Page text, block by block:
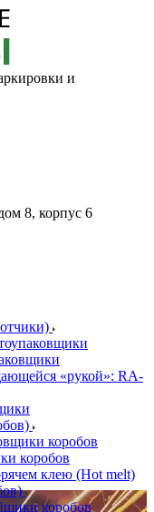
и
8, корпус 6
«рукой»: RA-
коробов
коробов
клею (Hot melt)
коробов